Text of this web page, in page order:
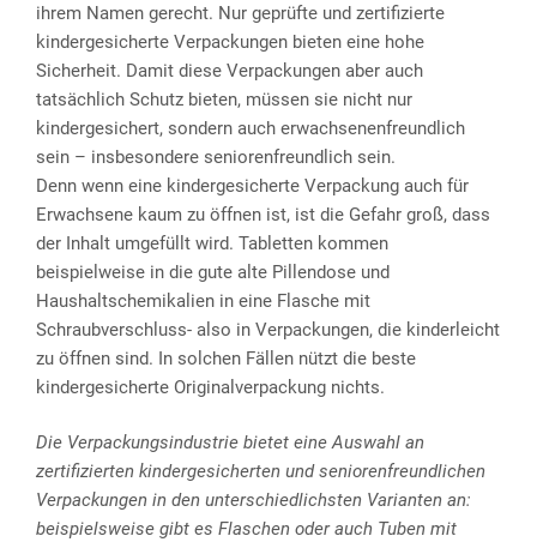
ihrem Namen gerecht. Nur geprüfte und zertifizierte
kindergesicherte Verpackungen bieten eine hohe
Sicherheit. Damit diese Verpackungen aber auch
tatsächlich Schutz bieten, müssen sie nicht nur
kindergesichert, sondern auch erwachsenenfreundlich
sein – insbesondere seniorenfreundlich sein.
Denn wenn eine kindergesicherte Verpackung auch für
Erwachsene kaum zu öffnen ist, ist die Gefahr groß, dass
der Inhalt umgefüllt wird. Tabletten kommen
beispielweise in die gute alte Pillendose und
Haushaltschemikalien in eine Flasche mit
Schraubverschluss- also in Verpackungen, die kinderleicht
zu öffnen sind. In solchen Fällen nützt die beste
kindergesicherte Originalverpackung nichts.
Die Verpackungsindustrie bietet eine Auswahl an
zertifizierten kindergesicherten und seniorenfreundlichen
Verpackungen in den unterschiedlichsten Varianten an:
beispielsweise gibt es Flaschen oder auch Tuben mit